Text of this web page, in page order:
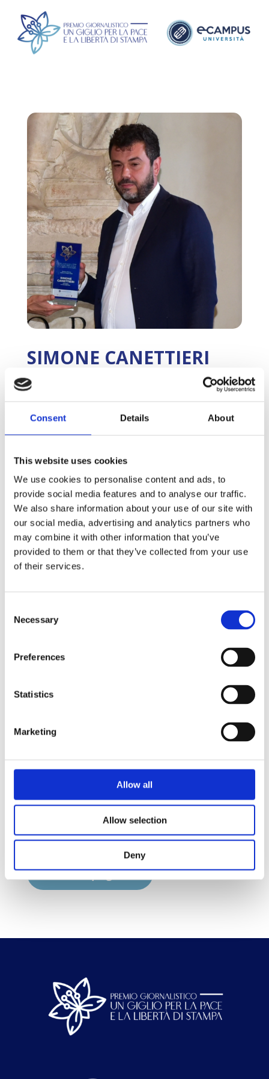
Consent Details About
This website uses cookies
We use cookies to personalise content and ads, to
provide social media features and to analyse our traffic.
We also share information about your use of our site with
our social media, advertising and analytics partners who
may combine it with other information that you’ve
provided to them or that they’ve collected from your use
of their services.
Selection
Necessary
Preferences
Statistics
Marketing
Allow all
Allow selection
Deny
SIMONE CANETTIERI
Giornalista Corriere della
Sera
Giornalista di livello nazionale, per anni redattore
de “Il Messaggero” dove si afferma come
“mastino” della politica romana. Segue da vicino le
vicende del Campidoglio, diventando un punto di
riferimento per comprendere le dinamiche
interne ai partiti durante stagioni turbolente
come quella della giunta Raggi. Approda a “Il
Foglio” dove eleva il suo raggio d’azione a livello
Tra i riconoscimenti ricevuti figurano il Premio
d’autore.
Per il suo stile, che mescola l’ironia tagliente alla
precisione del retroscenista e per aver saputo
raccontare le trasformazioni del potere romano
italiana, spesso intricata, estremamente leggibile
e godibile.
Homepage